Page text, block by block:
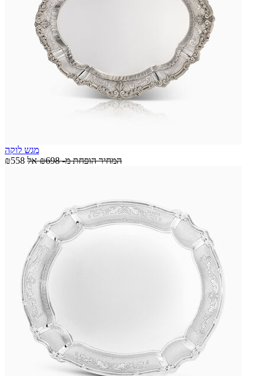
מגש לוקה
₪558
המחיר הופחת מ-₪698 אל